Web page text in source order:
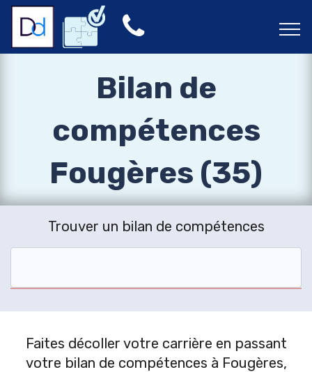
Bilan de
compétences
Fougères (35)
Trouver un bilan de compétences
Faites décoller votre carrière en passant
votre bilan de compétences à Fougères,